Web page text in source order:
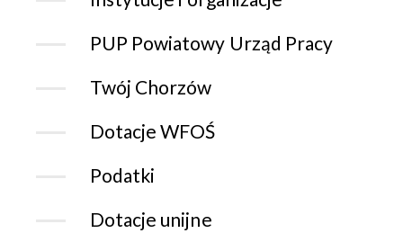
PUP Powiatowy Urząd Pracy
Twój Chorzów
Dotacje WFOŚ
Podatki
Dotacje unijne